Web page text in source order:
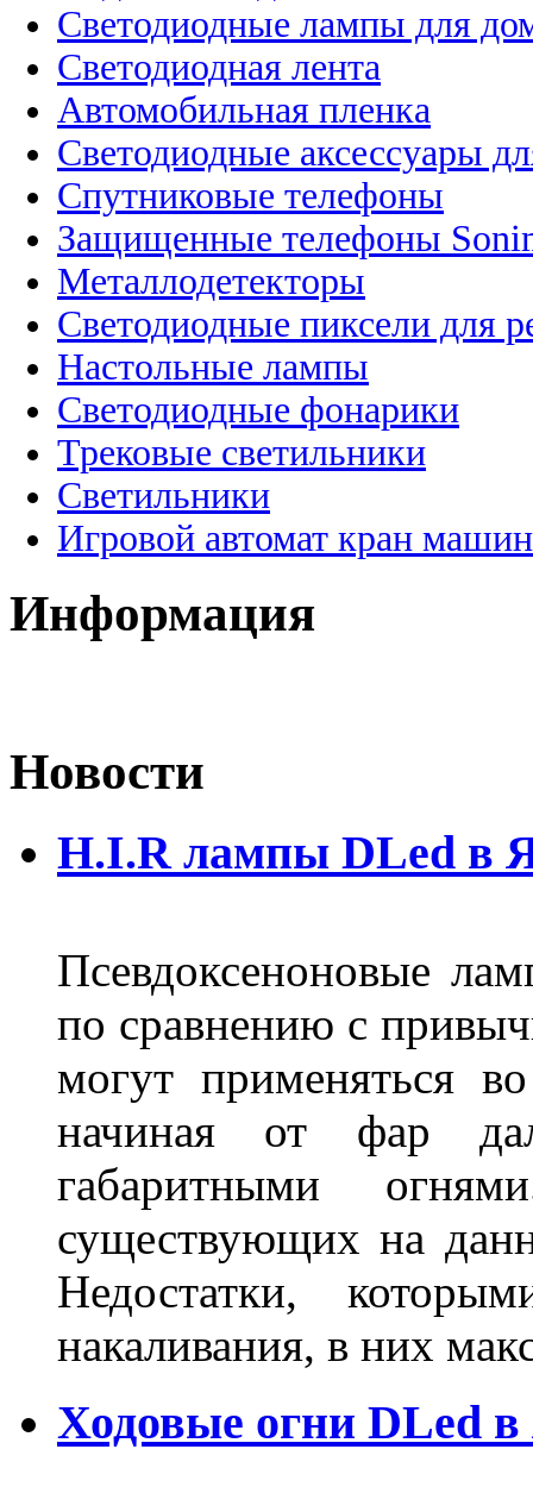
Светодиодные лампы для
Светодиодная лента
Автомобильная пленка
Светодиодные аксессуары
Спутниковые телефоны
Защищенные телефоны
Металлодетекторы
Светодиодные пиксели для
Настольные лампы
Светодиодные фонарики
Трековые светильники
Светильники
Игровой автомат кран
Информация
Новости
H.I.R лампы DLed в
Псевдоксеноновые
по сравнению с
могут применяться
начиная от фар
габаритными
существующих на
Недостатки,
накаливания, в них
Ходовые огни DLed в